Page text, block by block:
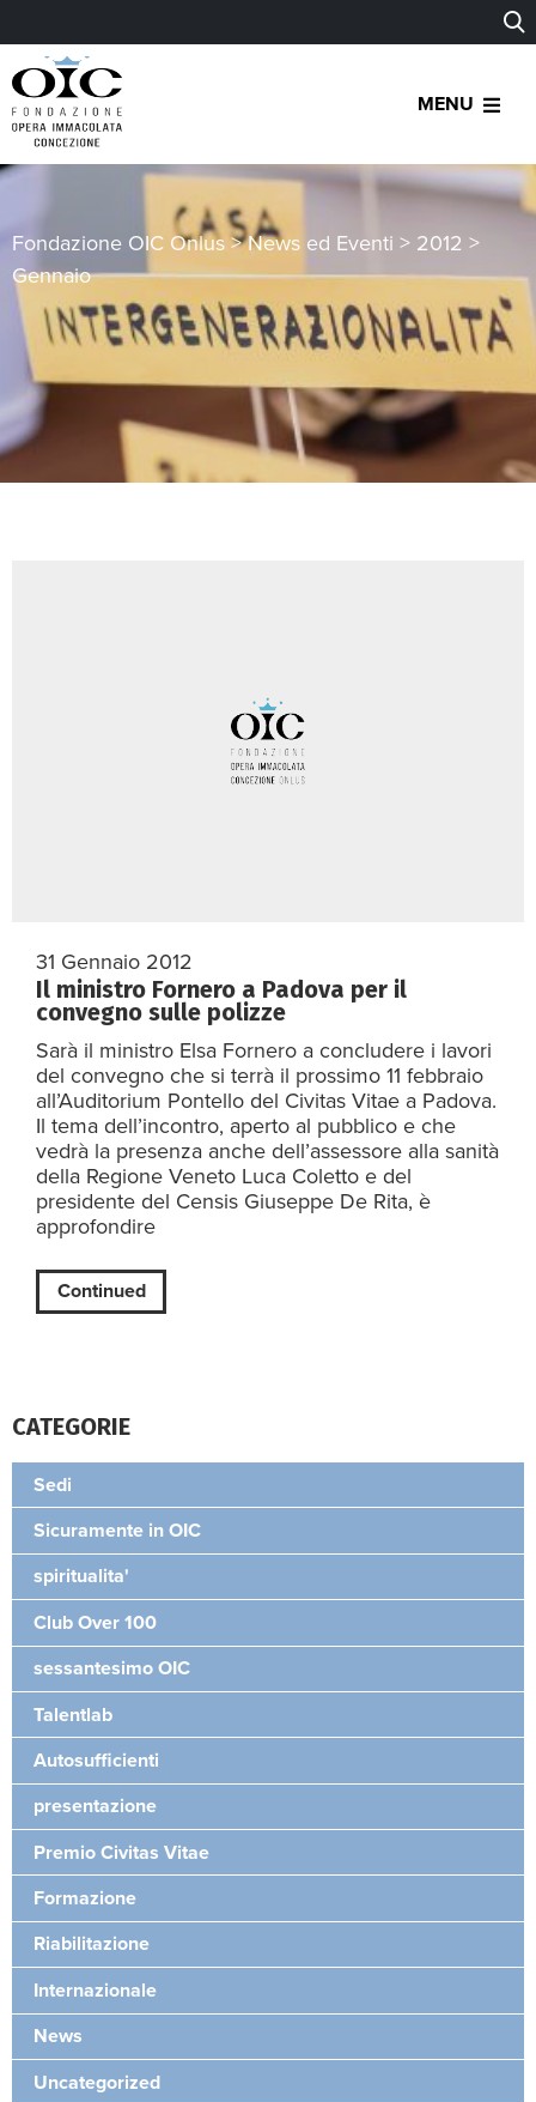
MENU
Fondazione OIC Onlus >News ed Eventi > 2012 >
Gennaio
31 Gennaio 2012
Il ministro Fornero a Padova per il
convegno sulle polizze
Sarà il ministro Elsa Fornero a concludere i lavori
del convegno che si terrà il prossimo 11 febbraio
all’Auditorium Pontello del Civitas Vitae a Padova.
Il tema dell’incontro, aperto al pubblico e che
vedrà la presenza anche dell’assessore alla sanità
della Regione Veneto Luca Coletto e del
presidente del Censis Giuseppe De Rita, è
approfondire
Continued
CATEGORIE
Sedi
Sicuramente in OIC
spiritualita'
Club Over 100
sessantesimo OIC
Talentlab
Autosufficienti
presentazione
Premio Civitas Vitae
Formazione
Riabilitazione
Internazionale
News
Uncategorized